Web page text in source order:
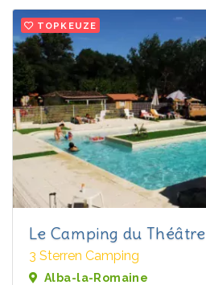
TOPKEUZE
Le Camping du Théâtre
3 Sterren Camping
Alba-la-Romaine